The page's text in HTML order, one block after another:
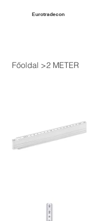
Eurotradecon
Főoldal >2 METER